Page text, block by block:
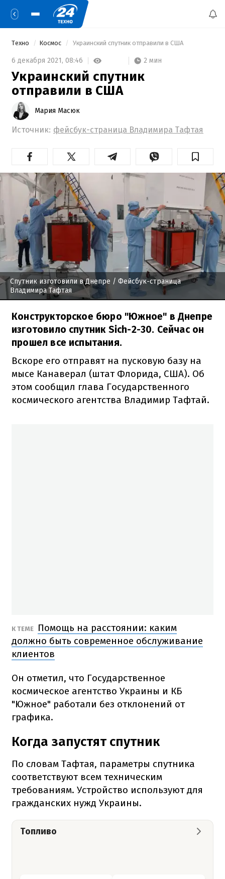
Техно Космос Украинский спутник отправили в США
6 декабря 2021, 08:46 2 мин
Украинский спутник
отправили в США
Мария Масюк
Источник: фейсбук-страница Владимира Тафтая
Спутник изготовили в Днепре / Фейсбук-страница
Владимира Тафтая
Конструкторское бюро "Южное" в Днепре
изготовило спутник Sich-2-30. Сейчас он
прошел все испытания.
Вскоре его отправят на пусковую базу на
мысе Канаверал (штат Флорида, США). Об
этом сообщил глава Государственного
космического агентства Владимир Тафтай.
К ТЕМЕ
Помощь на расстоянии: каким
должно быть современное обслуживание
клиентов
Он отметил, что Государственное
космическое агентство Украины и КБ
"Южное" работали без отклонений от
графика.
Когда запустят спутник
По словам Тафтая, параметры спутника
соответствуют всем техническим
требованиям. Устройство используют для
гражданских нужд Украины.
Топливо